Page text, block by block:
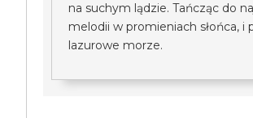
na suchym lądzie. Tańcząc do
melodii w promieniach słońca, i
lazurowe morze.